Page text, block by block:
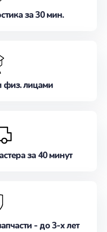
за 30 мин.
физ. лицами
за 40 минут
- до 3-х лет